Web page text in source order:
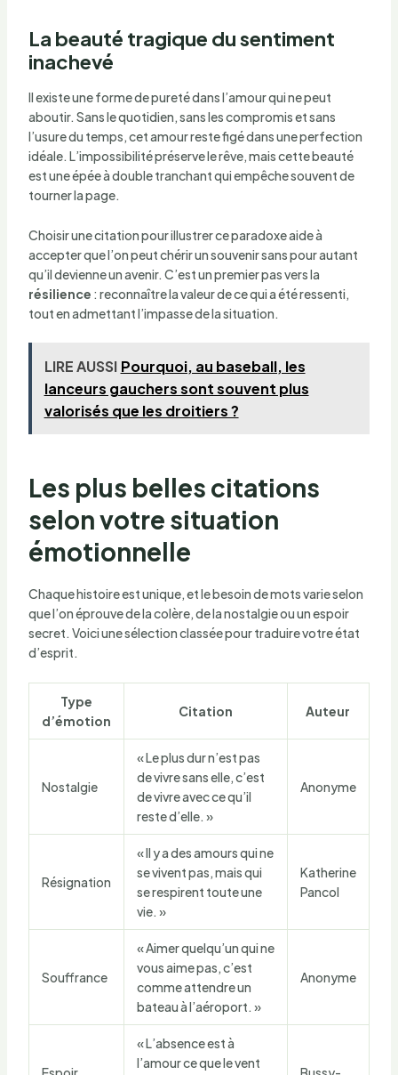
La beauté tragique du sentiment
inachevé
Il existe une forme de pureté dans l’amour qui ne peut
aboutir. Sans le quotidien, sans les compromis et sans
l’usure du temps, cet amour reste figé dans une perfection
idéale. L’impossibilité préserve le rêve, mais cette beauté
est une épée à double tranchant qui empêche souvent de
tourner la page.
Choisir une citation pour illustrer ce paradoxe aide à
accepter que l’on peut chérir un souvenir sans pour autant
qu’il devienne un avenir. C’est un premier pas vers la
résilience : reconnaître la valeur de ce qui a été ressenti,
tout en admettant l’impasse de la situation.
LIRE AUSSI Pourquoi, au baseball, les
lanceurs gauchers sont souvent plus
valorisés que les droitiers ?
Les plus belles citations
selon votre situation
émotionnelle
Chaque histoire est unique, et le besoin de mots varie selon
que l’on éprouve de la colère, de la nostalgie ou un espoir
secret. Voici une sélection classée pour traduire votre état
d’esprit.
Type
d’émotion
Citation Auteur
Nostalgie
« Le plus dur n’est pas
de vivre sans elle, c’est
de vivre avec ce qu’il
reste d’elle. »
Anonyme
Résignation
« Il y a des amours qui ne
se vivent pas, mais qui
se respirent toute une
vie. »
Katherine
Pancol
Souffrance
« Aimer quelqu’un qui ne
vous aime pas, c’est
comme attendre un
bateau à l’aéroport. »
Anonyme
« L’absence est à
l’amour ce que le vent